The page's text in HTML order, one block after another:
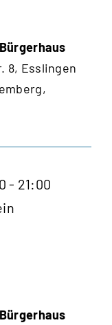
8, Esslingen
- 21:00